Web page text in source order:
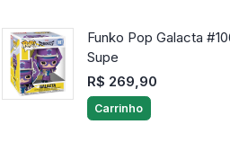
Funko Pop Galacta
Supe
R$ 269,90
Carrinho